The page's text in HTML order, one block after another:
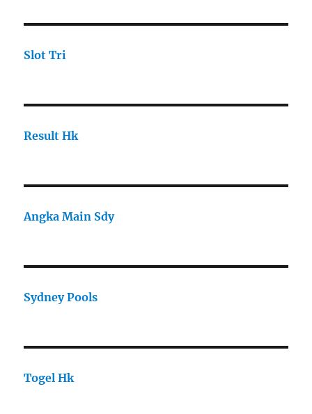
Slot Tri
Result Hk
Angka Main Sdy
Sydney Pools
Togel Hk